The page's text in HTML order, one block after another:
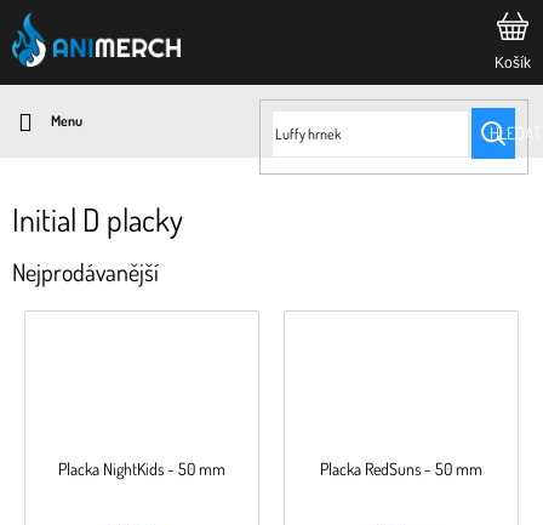
Přejít
na
obsah
HLEDAT
Initial D placky
Nejprodávanější
Placka NightKids - 50 mm Placka RedSuns - 50 mm